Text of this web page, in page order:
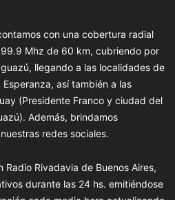
con una cobertura radial
Mhz de 60 km, cubriendo por
llegando a las localidades de
así también a las
(Presidente Franco y ciudad del
Además, brindamos
redes sociales.
Radio Rivadavia de Buenos Aires,
durante las 24 hs. emitiéndose